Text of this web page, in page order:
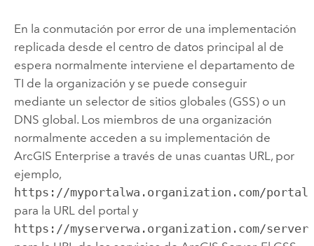
En la conmutación por error de una implementación
replicada desde el centro de datos principal al de
espera normalmente interviene el departamento de
TI de la organización y se puede conseguir
mediante un selector de sitios globales (GSS) o un
DNS global. Los miembros de una organización
normalmente acceden a su implementación de
ArcGIS Enterprise a través de unas cuantas URL, por
ejemplo,
https://myportalwa.organization.com/portal
para la URL del portal y
https://myserverwa.organization.com/server